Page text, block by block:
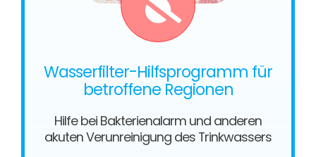
Wasserfilter-Hilfsprogramm für
betroffene Regionen
Hilfe bei Bakterienalarm und anderen
akuten Verunreinigung des Trinkwassers